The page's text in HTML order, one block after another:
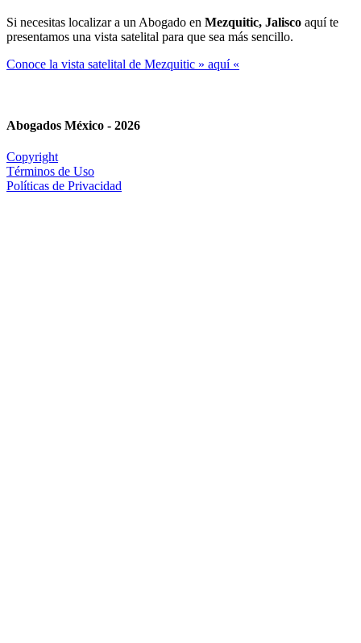
Si necesitas localizar a un Abogado en Mezquitic, Jalisco aquí te
presentamos una vista satelital para que sea más sencillo.
Conoce la vista satelital de Mezquitic » aquí «
Abogados México - 2026
Copyright
Términos de Uso
Políticas de Privacidad